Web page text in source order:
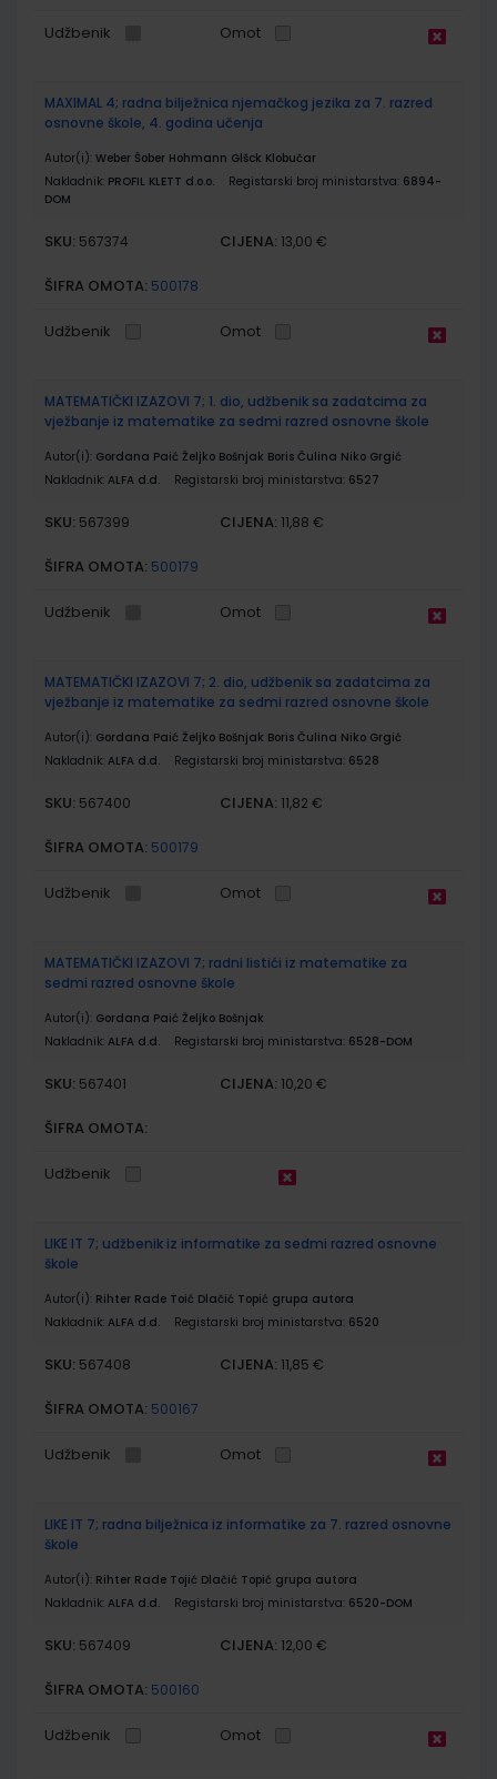
Udžbenik Omot
MAXIMAL 4; radna bilježnica njemačkog jezika za 7. razred
osnovne škole, 4. godina učenja
Autor(i): Weber Šober Hohmann Glšck Klobučar
Nakladnik: PROFIL KLETT d.o.o. Registarski broj ministarstva: 6894-
DOM
SKU: 567374 CIJENA: 13,00 €
ŠIFRA OMOTA: 500178
Udžbenik Omot
MATEMATIČKI IZAZOVI 7; 1. dio, udžbenik sa zadatcima za
vježbanje iz matematike za sedmi razred osnovne škole
Autor(i): Gordana Paić Željko Bošnjak Boris Čulina Niko Grgić
Nakladnik: ALFA d.d. Registarski broj ministarstva: 6527
SKU: 567399 CIJENA: 11,88 €
ŠIFRA OMOTA: 500179
Udžbenik Omot
MATEMATIČKI IZAZOVI 7; 2. dio, udžbenik sa zadatcima za
vježbanje iz matematike za sedmi razred osnovne škole
Autor(i): Gordana Paić Željko Bošnjak Boris Čulina Niko Grgić
Nakladnik: ALFA d.d. Registarski broj ministarstva: 6528
SKU: 567400 CIJENA: 11,82 €
ŠIFRA OMOTA: 500179
Udžbenik Omot
MATEMATIČKI IZAZOVI 7; radni listići iz matematike za
sedmi razred osnovne škole
Autor(i): Gordana Paić Željko Bošnjak
Nakladnik: ALFA d.d. Registarski broj ministarstva: 6528-DOM
SKU: 567401 CIJENA: 10,20 €
ŠIFRA OMOTA:
Udžbenik
LIKE IT 7; udžbenik iz informatike za sedmi razred osnovne
škole
Autor(i): Rihter Rade Toić Dlačić Topić grupa autora
Nakladnik: ALFA d.d. Registarski broj ministarstva: 6520
SKU: 567408 CIJENA: 11,85 €
ŠIFRA OMOTA: 500167
Udžbenik Omot
LIKE IT 7; radna bilježnica iz informatike za 7. razred osnovne
škole
Autor(i): Rihter Rade Tojić Dlačić Topić grupa autora
Nakladnik: ALFA d.d. Registarski broj ministarstva: 6520-DOM
SKU: 567409 CIJENA: 12,00 €
ŠIFRA OMOTA: 500160
Udžbenik Omot